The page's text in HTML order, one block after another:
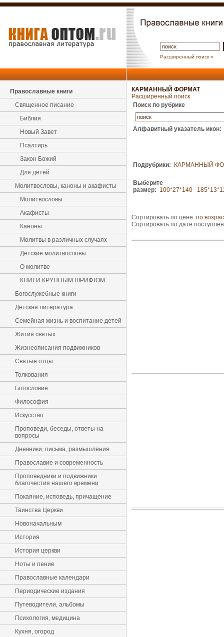
Расширенный поиск »
Православные книги
Священное писание
Библия
Новый Завет
Псалтирь
Закон Божий
Для детей
Молитвословы, каноны и акафисты
Молитвословы
Акафисты
Каноны
Молитвы в различных случаях
Детские молитвословы
О молитве
КНИГИ КРУПНЫМ ШРИФТОМ
Богослужебные книги
Детская литература
Семейная жизнь и воспитание детей
Жития святых
Жизнеописания подвижников
Святые отцы
Толкования
Богословие
Философия
Искусство
Проповеди, беседы, ответы на
вопросы
Дневники, письма, размышления
Православие и современность
Проповедники и подвижники
благочестия нашего времени
Покаяние, исповедь, причащение
Таинства Церкви
Новоначальным
История
История церкви
Ноты и пение
Православные календари
Периодические издания
Путеводители, альбомы
Психология, медицина
Кухня, огород
КАРМАННЫЙ ФОРМАТ
Расширенный поиск
Поиск по рубрике
Алфавитный указатель икон:
Подрубрики: КАРМАННЫЙ
Выберите
размер: 100*27*140
Сортировать по цене: по
Сортировать по дате